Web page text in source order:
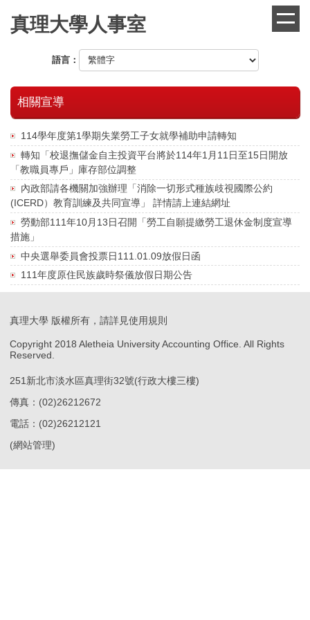
真理大學人事室
語言：
相關宣導
114學年度第1學期失業勞工子女就學補助申請轉知
轉知「校退撫儲金自主投資平台將於114年1月11日至15日開放
「教職員專戶」庫存部位調整
內政部請各機關加強辦理「消除一切形式種族歧視國際公約
(ICERD）教育訓練及共同宣導」 詳情請上連結網址
勞動部111年10月13日召開「勞工自願提繳勞工退休金制度宣導
措施」
中央選舉委員會投票日111.01.09放假日函
111年度原住民族歲時祭儀放假日期公告
真理大學 版權所有，請詳見使用規則
Copyright 2018 Aletheia University Accounting Office. All Rights
Reserved.
251新北市淡水區真理街32號(行政大樓三樓)
傳真：(02)26212672
電話：(02)26212121
(網站管理)